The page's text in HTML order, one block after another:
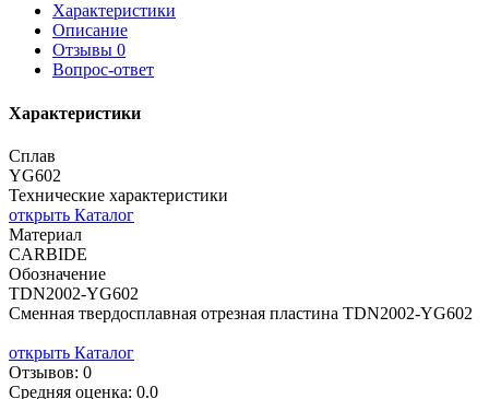
Характеристики
Описание
Отзывы 0
Вопрос-ответ
Характеристики
Сплав
YG602
Технические характеристики
открыть Каталог
Материал
CARBIDE
Обозначение
TDN2002-YG602
Сменная твердосплавная отрезная пластина TDN2002-YG602
открыть Каталог
Отзывов: 0
Средняя оценка: 0.0